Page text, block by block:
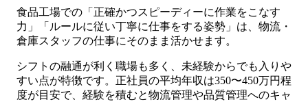
食品工場での「正確かつスピーディーに作業をこなす
力」「ルールに従い丁寧に仕事をする姿勢」は、物流・
倉庫スタッフの仕事にそのまま活かせます。
シフトの融通が利く職場も多く、未経験からでも入りや
すい点が特徴です。正社員の平均年収は350〜450万円程
度が目安で、経験を積むと物流管理や品質管理へのキャ